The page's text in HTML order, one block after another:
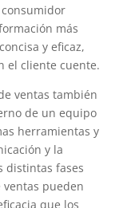
más
y eficaz,
el cliente cuente.
ventas también
de un equipo
herramientas y
y la
distintas fases
pueden
que los